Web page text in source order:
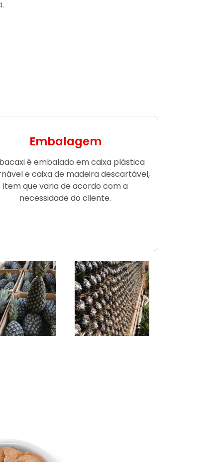
Embalagem
é embalado em caixa plástica
e caixa de madeira descartável,
item que varia de acordo com a
necessidade do cliente.